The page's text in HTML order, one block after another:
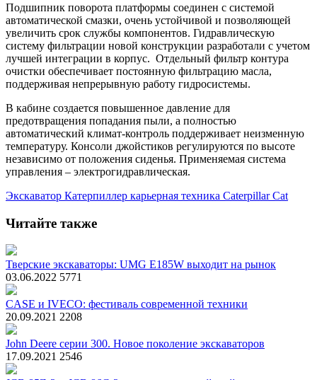
Подшипник поворота платформы соединен с системой
автоматической смазки, очень устойчивой и позволяющей
увеличить срок службы компонентов. Гидравлическую
систему фильтрации новой конструкции разработали с учетом
лучшей интеграции в корпус. Отдельный фильтр контура
очистки обеспечивает постоянную фильтрацию масла,
поддерживая непрерывную работу гидросистемы.
В кабине создается повышенное давление для
предотвращения попадания пыли, а полностью
автоматический климат-контроль поддерживает неизменную
температуру. Консоли джойстиков регулируются по высоте
независимо от положения сиденья. Применяемая система
управления – электрогидравлическая.
Экскаватор Катерпиллер карьерная техника CaterpillarCat
Читайте также
Тверские экскаваторы: UMG E185W выходит на рынок
03.06.2022 5771
CASE и IVECO: фестиваль современной техники
20.09.2021 2208
John Deere серии 300. Новое поколение экскаваторов
17.09.2021 2546